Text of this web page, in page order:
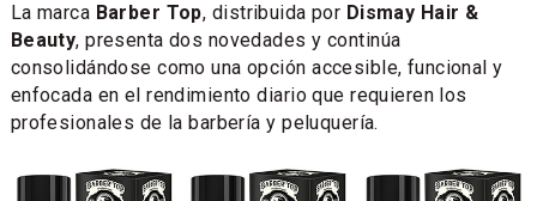
La marca Barber Top, distribuida por Dismay Hair &
Beauty, presenta dos novedades y continúa
consolidándose como una opción accesible, funcional y
enfocada en el rendimiento diario que requieren los
profesionales de la barbería y peluquería.